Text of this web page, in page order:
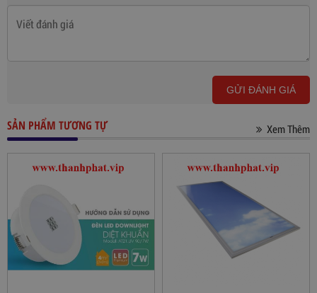
GỬI ĐÁNH GIÁ
SẢN PHẨM TƯƠNG TỰ Xem Thêm